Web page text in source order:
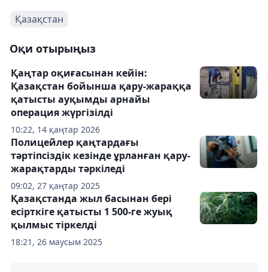
Қазақстан
Оқи отырыңыз
10:22, 14 қаңтар 2026
Қаңтар оқиғасынан кейін:
Қазақстан бойынша қару-жараққа
қатысты ауқымды арнайы
операция жүргізілді
09:02, 27 қаңтар 2025
Полицейлер қаңтардағы
тәртіпсіздік кезінде ұрланған қару-
жарақтарды тәркіледі
18:21, 26 маусым 2025
Қазақстанда жыл басынан бері
есірткіге қатысты 1 500-ге жуық
қылмыс тіркелді